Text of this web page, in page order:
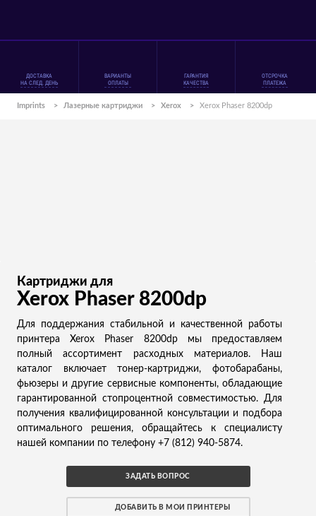
ДОСТАВКА
НА СЛЕД. ДЕНЬ
ВАРИАНТЫ
ОПЛАТЫ
ГАРАНТИЯ
КАЧЕСТВА
ОТСРОЧКА
ПЛАТЕЖА
Imprints > Лазерные картриджи > Xerox > Xerox Phaser 8200dp
Картриджи для
Xerox Phaser 8200dp
Для поддержания стабильной и качественной работы
принтера Xerox Phaser 8200dp мы предоставляем
полный ассортимент расходных материалов. Наш
каталог включает тонер-картриджи, фотобарабаны,
фьюзеры и другие сервисные компоненты, обладающие
гарантированной стопроцентной совместимостью. Для
получения квалифицированной консультации и подбора
оптимального решения, обращайтесь к специалисту
нашей компании по телефону +7 (812) 940-5874.
ЗАДАТЬ ВОПРОС
ДОБАВИТЬ В МОИ ПРИНТЕРЫ